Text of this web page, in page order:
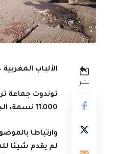
نشر
الألباب
توندوت جماعة
11.000 نسمة، الجماعة المذكورة أحكمت عائلة أمكاسو السيطرة عليها منذ 1992.
وارتباطا
لم يقدم شيئا